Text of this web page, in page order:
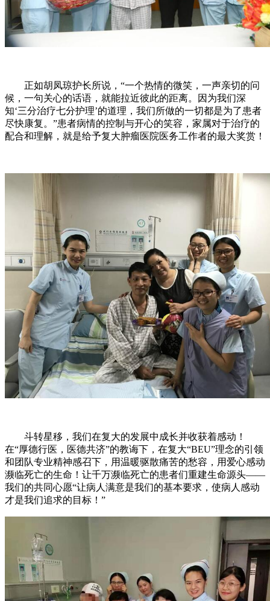
正如胡凤琼护长所说，“一个热情的微笑，一声亲切的问
候，一句关心的话语，就能拉近彼此的距离。因为我们深
知‘三分治疗七分护理’的道理，我们所做的一切都是为了患者
尽快康复。”患者病情的控制与开心的笑容，家属对于治疗的
配合和理解，就是给予复大肿瘤医院医务工作者的最大奖赏！
斗转星移，我们在复大的发展中成长并收获着感动！
在“厚德行医，医德共济”的教诲下，在复大“BEU”理念的引领
和团队专业精神感召下，用温暖驱散痛苦的愁容，用爱心感动
濒临死亡的生命！让千万濒临死亡的患者们重建生命源头——
我们的共同心愿“让病人满意是我们的基本要求，使病人感动
才是我们追求的目标！”